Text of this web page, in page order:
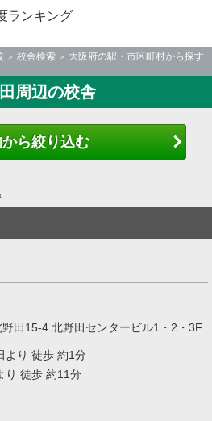
ランキング
校舎検索
大阪府の駅・市区町村から探す
周辺の校舎
から絞り込む
田15-4 北野田センタービル1・2・3F
より 徒歩 約1分
り 徒歩 約11分